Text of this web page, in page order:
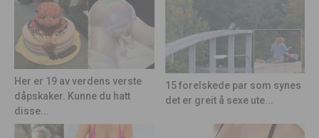
Her er 19 av verdens verste
dåpskaker. Kunne du hatt
disse...
15 forelskede par som synes
det er greit å sexe ute...